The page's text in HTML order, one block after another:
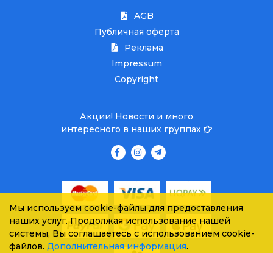
AGB
Публичная оферта
Реклама
Impressum
Copyright
Акции! Новости и много
интересного в наших группах
Мы используем cookie-файлы для предоставления
наших услуг. Продолжая использование нашей
системы, Вы соглашаетесь с использованием cookie-
файлов. Дополнительная информация.